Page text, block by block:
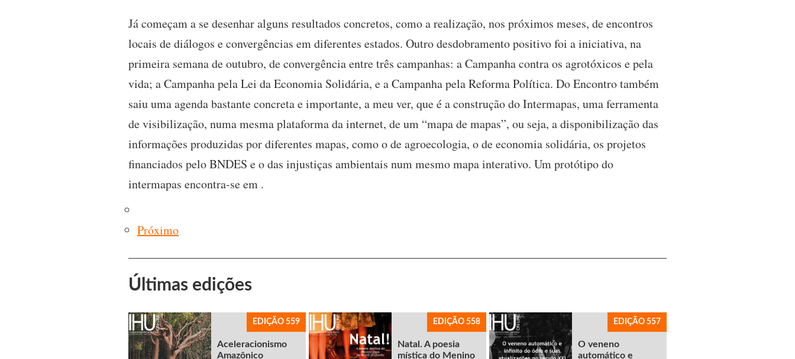
Já começam a se desenhar alguns resultados concretos, como a realização, nos próximos meses, de encontros
locais de diálogos e convergências em diferentes estados. Outro desdobramento positivo foi a iniciativa, na
primeira semana de outubro, de convergência entre três campanhas: a Campanha contra os agrotóxicos e pela
vida; a Campanha pela Lei da Economia Solidária, e a Campanha pela Reforma Política. Do Encontro também
saiu uma agenda bastante concreta e importante, a meu ver, que é a construção do Intermapas, uma ferramenta
de visibilização, numa mesma plataforma da internet, de um “mapa de mapas”, ou seja, a disponibilização das
informações produzidas por diferentes mapas, como o de agroecologia, o de economia solidária, os projetos
financiados pelo BNDES e o das injustiças ambientais num mesmo mapa interativo. Um protótipo do
intermapas encontra-se em .
Próximo
Últimas edições
EDIÇÃO 559
Aceleracionismo
Amazônico
EDIÇÃO 558
Natal. A poesia
mística do Menino
EDIÇÃO 557
O veneno
automático e